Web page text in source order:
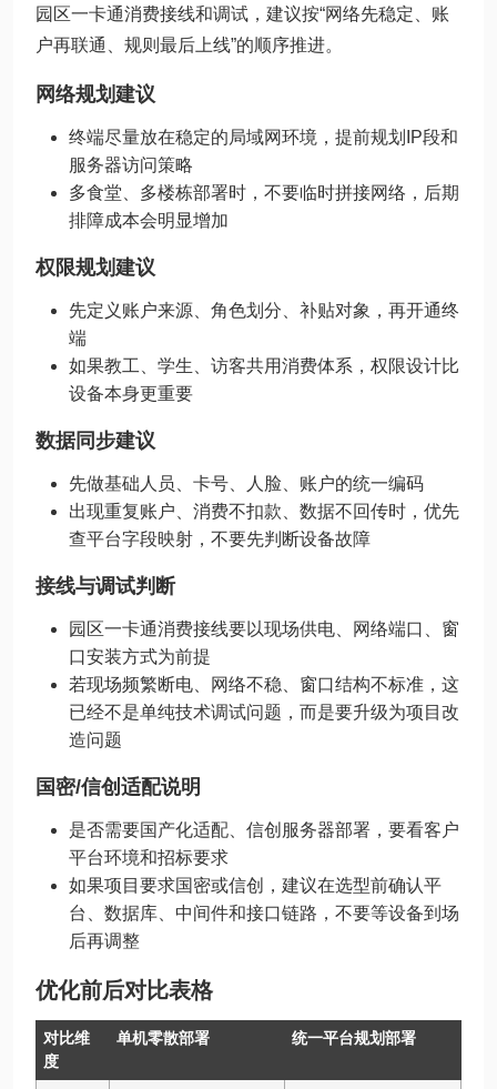
园区一卡通消费接线和调试，建议按“网络先稳定、账
户再联通、规则最后上线”的顺序推进。
网络规划建议
终端尽量放在稳定的局域网环境，提前规划IP段和
服务器访问策略
多食堂、多楼栋部署时，不要临时拼接网络，后期
排障成本会明显增加
权限规划建议
先定义账户来源、角色划分、补贴对象，再开通终
端
如果教工、学生、访客共用消费体系，权限设计比
设备本身更重要
数据同步建议
先做基础人员、卡号、人脸、账户的统一编码
出现重复账户、消费不扣款、数据不回传时，优先
查平台字段映射，不要先判断设备故障
接线与调试判断
园区一卡通消费接线要以现场供电、网络端口、窗
口安装方式为前提
若现场频繁断电、网络不稳、窗口结构不标准，这
已经不是单纯技术调试问题，而是要升级为项目改
造问题
国密/信创适配说明
是否需要国产化适配、信创服务器部署，要看客户
平台环境和招标要求
如果项目要求国密或信创，建议在选型前确认平
台、数据库、中间件和接口链路，不要等设备到场
后再调整
优化前后对比表格
对比维
度
单机零散部署 统一平台规划部署